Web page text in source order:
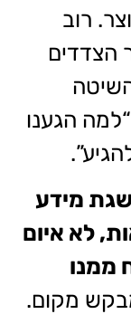
רוב
הצדדים
הגענו
מידע
לא איום
ממנו
מקום.